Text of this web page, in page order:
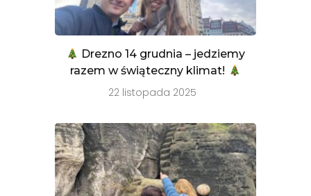
Drezno 14 grudnia – jedziemy
razem w świąteczny klimat!
22 listopada 2025